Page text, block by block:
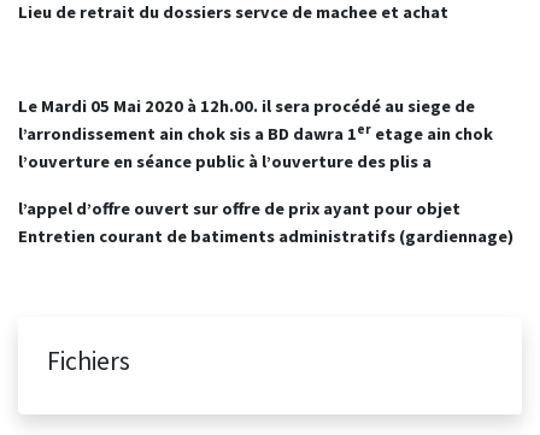
Lieu de retrait du dossiers servce de machee et achat
Le Mardi 05 Mai 2020 à 12h.00. il sera procédé au siege de
l’arrondissement ain chok sis a BD dawra 1er etage ain chok
l’ouverture en séance public à l’ouverture des plis a
l’appel d’offre ouvert sur offre de prix ayant pour objet
Entretien courant de batiments administratifs (gardiennage)
Fichiers